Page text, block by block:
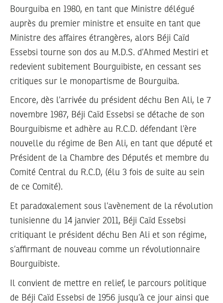
Bourguiba en 1980, en tant que Ministre délégué
auprès du premier ministre et ensuite en tant que
Ministre des affaires étrangères, alors Béji Caïd
Essebsi tourne son dos au M.D.S. d’Ahmed Mestiri et
redevient subitement Bourguibiste, en cessant ses
critiques sur le monopartisme de Bourguiba.
Encore, dès l’arrivée du président déchu Ben Ali, le 7
novembre 1987, Béji Caïd Essebsi se détache de son
Bourguibisme et adhère au R.C.D. défendant l’ère
nouvelle du régime de Ben Ali, en tant que député et
Président de la Chambre des Députés et membre du
Comité Central du R.C.D, (élu 3 fois de suite au sein
de ce Comité).
Et paradoxalement sous l’avènement de la révolution
tunisienne du 14 janvier 2011, Béji Caïd Essebsi
critiquant le président déchu Ben Ali et son régime,
s’affirmant de nouveau comme un révolutionnaire
Bourguibiste.
Il convient de mettre en relief, le parcours politique
de Béji Caïd Essebsi de 1956 jusqu’à ce jour ainsi que